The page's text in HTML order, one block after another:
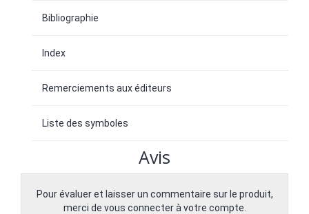
Bibliographie
Index
Remerciements aux éditeurs
Liste des symboles
Avis
Pour évaluer et laisser un commentaire sur le produit,
merci de vous connecter à votre compte.